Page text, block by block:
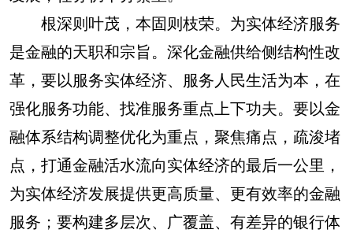
根深则叶茂，本固则枝荣。为实体经济服务
是金融的天职和宗旨。深化金融供给侧结构性改
革，要以服务实体经济、服务人民生活为本，在
强化服务功能、找准服务重点上下功夫。要以金
融体系结构调整优化为重点，聚焦痛点，疏浚堵
点，打通金融活水流向实体经济的最后一公里，
为实体经济发展提供更高质量、更有效率的金融
服务；要构建多层次、广覆盖、有差异的银行体